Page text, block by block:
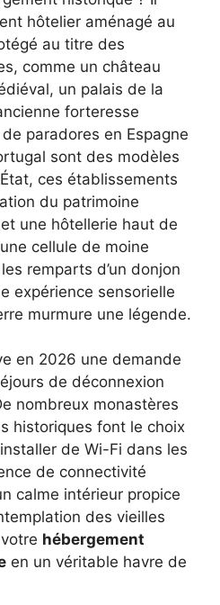
hôtelier aménagé au
au titre des
comme un château
un palais de la
forteresse
paradores en Espagne
sont des modèles
ces établissements
du patrimoine
une hôtellerie haut de
cellule de moine
remparts d’un donjon
expérience sensorielle
murmure une légende.
en 2026 une demande
de déconnexion
nombreux monastères
historiques font le choix
de Wi-Fi dans les
de connectivité
calme intérieur propice
des vieilles
hébergement
en un véritable havre de